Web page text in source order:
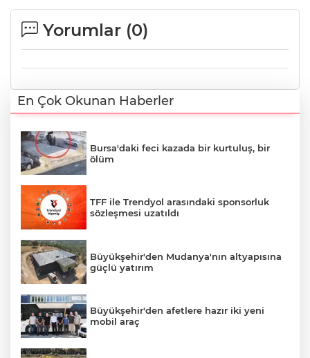
Yorumlar (0)
En Çok Okunan Haberler
Bursa'daki feci kazada bir kurtuluş, bir
ölüm
TFF ile Trendyol arasındaki sponsorluk
sözleşmesi uzatıldı
Büyükşehir'den Mudanya'nın altyapısına
güçlü yatırım
Büyükşehir'den afetlere hazır iki yeni
mobil araç